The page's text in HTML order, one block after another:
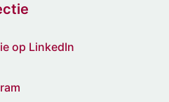
op LinkedIn